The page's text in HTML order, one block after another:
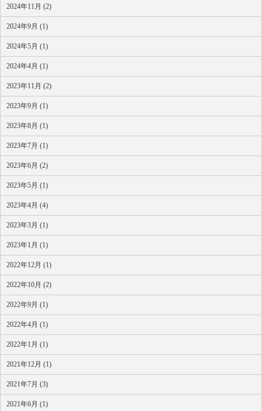
2024年11月 (2)
2024年9月 (1)
2024年5月 (1)
2024年4月 (1)
2023年11月 (2)
2023年9月 (1)
2023年8月 (1)
2023年7月 (1)
2023年6月 (2)
2023年5月 (1)
2023年4月 (4)
2023年3月 (1)
2023年1月 (1)
2022年12月 (1)
2022年10月 (2)
2022年9月 (1)
2022年4月 (1)
2022年1月 (1)
2021年12月 (1)
2021年7月 (3)
2021年6月 (1)